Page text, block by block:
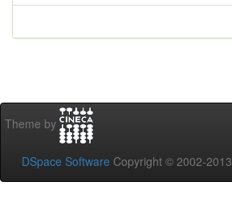
Theme by
DSpace Software Copyright © 2002-2013